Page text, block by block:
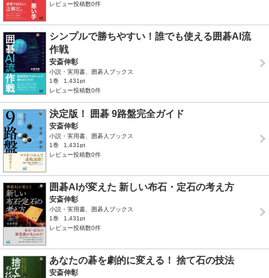
レビュー投稿数0件
シンプルで勝ちやすい！誰でも使える囲碁AI流
作戦
安斎伸彰
小説・実用書、囲碁人ブックス
1巻
1,431pt
レビュー投稿数0件
決定版！ 囲碁 9路盤完全ガイド
安斎伸彰
小説・実用書、囲碁人ブックス
1巻
1,431pt
レビュー投稿数0件
囲碁AIが変えた 新しい布石・定石の考え方
安斎伸彰
小説・実用書、囲碁人ブックス
1巻
1,431pt
レビュー投稿数0件
あなたの碁を劇的に変える！ 捨て石の技法
安斎伸彰